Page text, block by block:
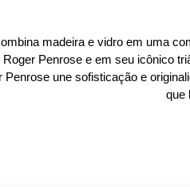
madeira e vidro em uma
Penrose e em seu icônico
Penrose une sofisticação e
que